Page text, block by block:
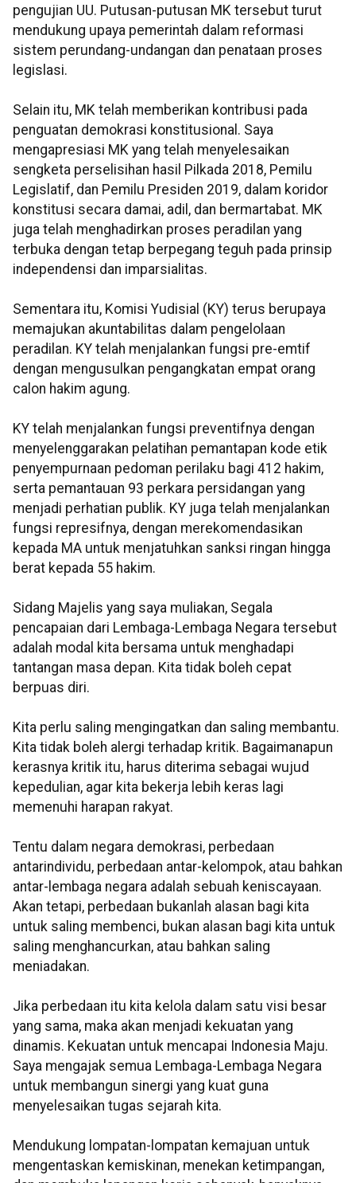
pengujian UU. Putusan-putusan MK tersebut turut
mendukung upaya pemerintah dalam reformasi
sistem perundang-undangan dan penataan proses
legislasi.
Selain itu, MK telah memberikan kontribusi pada
penguatan demokrasi konstitusional. Saya
mengapresiasi MK yang telah menyelesaikan
sengketa perselisihan hasil Pilkada 2018, Pemilu
Legislatif, dan Pemilu Presiden 2019, dalam koridor
konstitusi secara damai, adil, dan bermartabat. MK
juga telah menghadirkan proses peradilan yang
terbuka dengan tetap berpegang teguh pada prinsip
independensi dan imparsialitas.
Sementara itu, Komisi Yudisial (KY) terus berupaya
memajukan akuntabilitas dalam pengelolaan
peradilan. KY telah menjalankan fungsi pre-emtif
dengan mengusulkan pengangkatan empat orang
calon hakim agung.
KY telah menjalankan fungsi preventifnya dengan
menyelenggarakan pelatihan pemantapan kode etik
penyempurnaan pedoman perilaku bagi 412 hakim,
serta pemantauan 93 perkara persidangan yang
menjadi perhatian publik. KY juga telah menjalankan
fungsi represifnya, dengan merekomendasikan
kepada MA untuk menjatuhkan sanksi ringan hingga
berat kepada 55 hakim.
Sidang Majelis yang saya muliakan, Segala
pencapaian dari Lembaga-Lembaga Negara tersebut
adalah modal kita bersama untuk menghadapi
tantangan masa depan. Kita tidak boleh cepat
berpuas diri.
Kita perlu saling mengingatkan dan saling membantu.
Kita tidak boleh alergi terhadap kritik. Bagaimanapun
kerasnya kritik itu, harus diterima sebagai wujud
kepedulian, agar kita bekerja lebih keras lagi
memenuhi harapan rakyat.
Tentu dalam negara demokrasi, perbedaan
antarindividu, perbedaan antar-kelompok, atau bahkan
antar-lembaga negara adalah sebuah keniscayaan.
Akan tetapi, perbedaan bukanlah alasan bagi kita
untuk saling membenci, bukan alasan bagi kita untuk
saling menghancurkan, atau bahkan saling
meniadakan.
Jika perbedaan itu kita kelola dalam satu visi besar
yang sama, maka akan menjadi kekuatan yang
dinamis. Kekuatan untuk mencapai Indonesia Maju.
Saya mengajak semua Lembaga-Lembaga Negara
untuk membangun sinergi yang kuat guna
menyelesaikan tugas sejarah kita.
Mendukung lompatan-lompatan kemajuan untuk
mengentaskan kemiskinan, menekan ketimpangan,